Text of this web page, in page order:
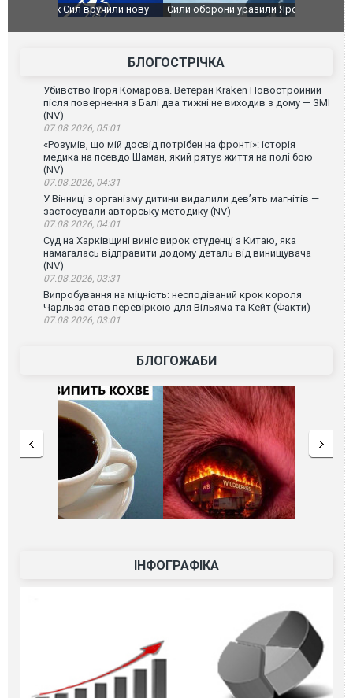
Сили оборони уразили Ярославський НПЗ:
губернатор регіону заявив про наймасштабнішу
атаку. ВІДЕО
Неймар
БЛОГОСТРІЧКА
Убивство Ігоря Комарова. Ветеран Kraken Новостройний
після повернення з Балі два тижні не виходив з дому — ЗМІ
(NV)
07.08.2026, 05:01
«Розумів, що мій досвід потрібен на фронті»: історія
медика на псевдо Шаман, який рятує життя на полі бою
(NV)
07.08.2026, 04:31
У Вінниці з організму дитини видалили дев’ять магнітів —
застосували авторську методику (NV)
07.08.2026, 04:01
Суд на Харківщині виніс вирок студенці з Китаю, яка
намагалась відправити додому деталь від винищувача
(NV)
07.08.2026, 03:31
Випробування на міцність: несподіваний крок короля
Чарльза став перевіркою для Вільяма та Кейт (Факти)
07.08.2026, 03:01
БЛОГОЖАБИ
ІНФОГРАФІКА